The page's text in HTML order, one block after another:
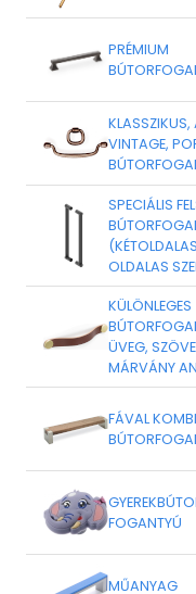
PRÉMIUM
KLASSZIKUS,
VINTAGE,
SPECIÁLIS
OLDALAS
KÜLÖNLEGES
ÜVEG,
MÁRVÁNY
FÁVAL
FOGANTYÚ
MŰANYAG